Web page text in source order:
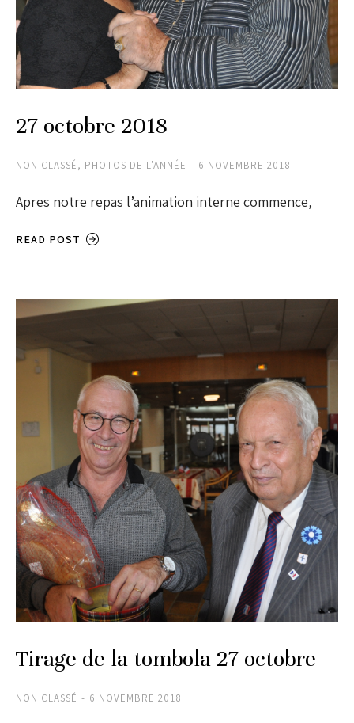
27 octobre 2018
NON CLASSÉ, PHOTOS DE L'ANNÉE 6 NOVEMBRE 2018
Apres notre repas l’animation interne commence,
READ POST
Tirage de la tombola 27 octobre
NON CLASSÉ 6 NOVEMBRE 2018